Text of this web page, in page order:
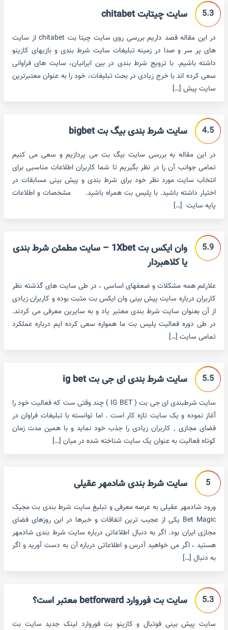
5.3 سایت چیتابت chitabet
در این مقاله قصد داریم بررسی روی سایت چیتا بت chitabet از سایت
های پر سر و صدا در زمینه تبلیغات سایت شرط بندی و بازیهای کازینو
داشته باشیم. با ترویج شرط بندی در بین ایرانیان، سایت های فراوانی
سعی کرده اند با خرج زیادی در بحث تبلیغات، خود را به عنوان معتبرترین
سایت پیش […]
4.5 سایت شرط بندی بیگ بت bigbet
در این مقاله به بررسی سایت بیگ بت می پردازیم و سعی می کنیم
تمامی جوانب آن را در نظر بگیریم تا شما کاربران اطلاعات مناسبی برای
انتخاب سایت مورد نظر خود برای شرط بندی و پیش بینی مسابقات در
اختیار داشته باشید. با پلیس بت همراه باشید. مشخصات و اطلاعات
پایه سایت […]
5.9
وان ایکس بت 1Xbet – سایت مطمئن شرط بندی
یا کلاهبردار
علارغم همه مشکلات و ضعفهای اساسی ، در طی سایت های گذشته نظر
کاربران درباره سایت پیش بینی وان ایکس بت مثبت بوده و کاربران زیادی
از آن بعنوان سایت شرط بندی معتبر یاد و به سایرین معرفی می کردند.
در طی دوره فعالیت پلیس بت ما همواره سعی کرده ایم درباره عملکرد
تمامی سایت […]
5.5 سایت شرط بندی ای جی بت ig bet
سایت شرطبندی ای جی بت ( IG BET ) چند وقتی ست که فعالیت خود را
آغاز نموده و یک سایت تازه کار است . اما توانسته با تبلیغات فراوان در
فضای مجازی ٬ کاربران زیادی را جذب خود نماید و با همین مدت زمان
کوتاه فعالیت به عنوان یک سایت شناخته شده در میان […]
5 سایت شرط بندی شادمهر عقیلی
ورود شادمهر عقیلی به عرصه معرفی و تبلیغ سایت شرط بندی بت مجیک
Bet Magic یکی از عجیب ترین اتفاقات و خبرها در این روزهای فضای
مجازی ایران بود. اگر به دنبال اطلاعاتی درباره سایت شرط بندی شادمهر
هستید ، اگر می خواهید آدرس و اطلاعاتی درباره آن به دست آورید و اگر
به دنبال […]
5.3 سایت بت فوروارد betforward معتبر است؟
سایت پیش بینی فوتبال و کازینو بت فوروارد لینک جدید سایت بت